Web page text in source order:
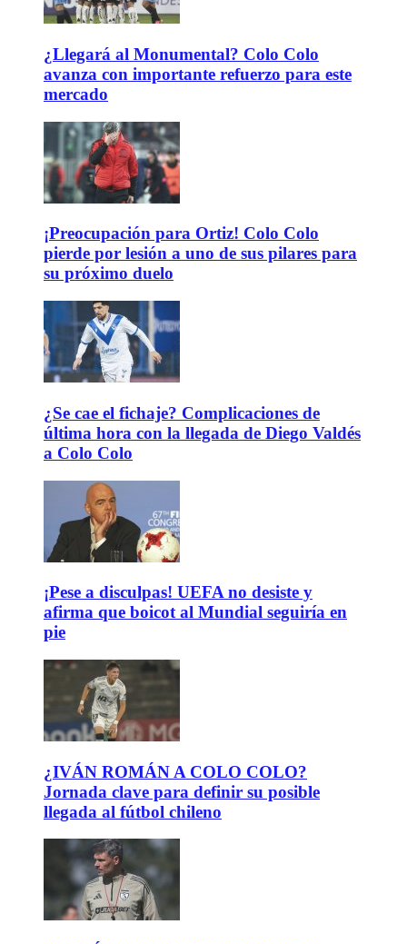
¿Llegará al Monumental? Colo Colo
avanza con importante refuerzo para este
mercado
¡Preocupación para Ortiz! Colo Colo
pierde por lesión a uno de sus pilares para
su próximo duelo
¿Se cae el fichaje? Complicaciones de
última hora con la llegada de Diego Valdés
a Colo Colo
¡Pese a disculpas! UEFA no desiste y
afirma que boicot al Mundial seguiría en
pie
¿IVÁN ROMÁN A COLO COLO?
Jornada clave para definir su posible
llegada al fútbol chileno